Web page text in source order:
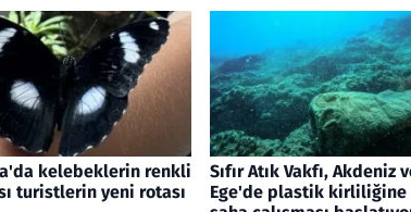
kelebeklerin renkli
turistlerin yeni rotası
Sıfır Atık Vakfı, Akdeniz
Ege'de plastik kirliliğine